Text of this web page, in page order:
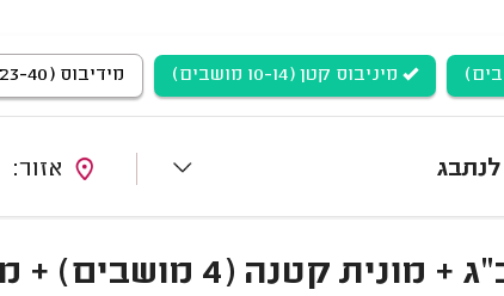
מיניבוס קטן (10-14 מושבים) מידיבוס (23-40 מושבים)
מושבים) + מיניבוס קטן (10-14 מושבים)